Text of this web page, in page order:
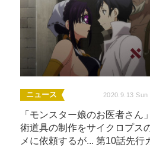
ニュース 2020.9.13 Sun
「モンスター娘のお医者さん
術道具の制作をサイクロプス
メに依頼するが... 第10話先行